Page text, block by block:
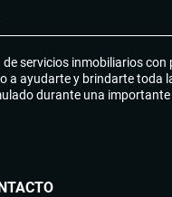
servicios inmobiliarios con
a ayudarte y brindarte toda
durante una